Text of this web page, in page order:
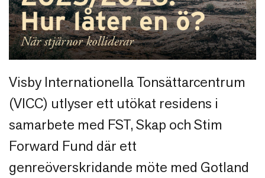
Visby Internationella Tonsättarcentrum
(VICC) utlyser ett utökat residens i
samarbete med FST, Skap och Stim
Forward Fund där ett
genreöverskridande möte med Gotland